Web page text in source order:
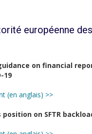
européenne
on financial
19
(en anglais) >>
position on SFTR